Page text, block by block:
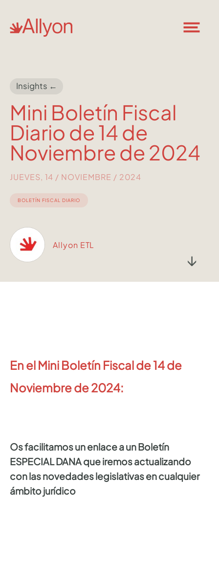
↓
Insights ←
Mini Boletín Fiscal
Diario de 14 de
Noviembre de 2024
JUEVES, 14 / NOVIEMBRE / 2024
BOLETÍN FISCAL DIARIO
Allyon ETL
En el Mini Boletín Fiscal de 14 de
Noviembre de 2024:
Os facilitamos un enlace a un Boletín
ESPECIAL DANA que iremos actualizando
con las novedades legislativas en cualquier
ámbito jurídico